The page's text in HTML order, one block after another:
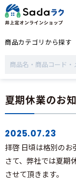
商品カテゴリから探す
夏期休業のお
2025.07.23
拝啓 日頃は格別のお
さて、弊社では夏期
させて頂きます。